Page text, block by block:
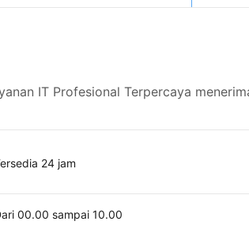
IT Profesional Terpercaya
24 jam
00.00 sampai 10.00